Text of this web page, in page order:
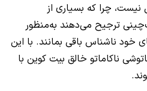
چرا که بسیاری از
ترجیح می‌دهند به‌منظور
خود ناشناس باقی بمانند. با این
ناکاماتو خالق بیت کوین با